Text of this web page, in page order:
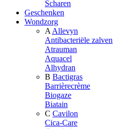
Scharen
Geschenken
Wondzorg
A Allevyn
Antibacteriële zalven
Atrauman
Aquacel
Alhydran
B Bactigras
Barrièrecrème
Biogaze
Biatain
C Cavilon
Cica-Care